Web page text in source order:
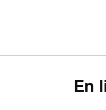
En